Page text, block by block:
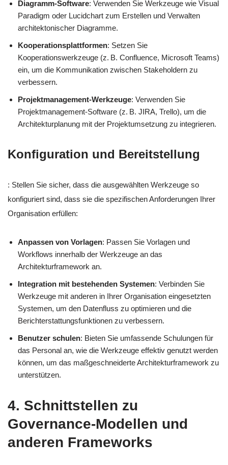
Diagramm-Software: Verwenden Sie Werkzeuge wie Visual
Paradigm oder Lucidchart zum Erstellen und Verwalten
architektonischer Diagramme.
Kooperationsplattformen: Setzen Sie
Kooperationswerkzeuge (z. B. Confluence, Microsoft Teams)
ein, um die Kommunikation zwischen Stakeholdern zu
verbessern.
Projektmanagement-Werkzeuge: Verwenden Sie
Projektmanagement-Software (z. B. JIRA, Trello), um die
Architekturplanung mit der Projektumsetzung zu integrieren.
Konfiguration und Bereitstellung
: Stellen Sie sicher, dass die ausgewählten Werkzeuge so
konfiguriert sind, dass sie die spezifischen Anforderungen Ihrer
Organisation erfüllen:
Anpassen von Vorlagen: Passen Sie Vorlagen und
Workflows innerhalb der Werkzeuge an das
Architekturframework an.
Integration mit bestehenden Systemen: Verbinden Sie
Werkzeuge mit anderen in Ihrer Organisation eingesetzten
Systemen, um den Datenfluss zu optimieren und die
Berichterstattungsfunktionen zu verbessern.
Benutzer schulen: Bieten Sie umfassende Schulungen für
das Personal an, wie die Werkzeuge effektiv genutzt werden
können, um das maßgeschneiderte Architekturframework zu
unterstützen.
4. Schnittstellen zu
Governance-Modellen und
anderen Frameworks